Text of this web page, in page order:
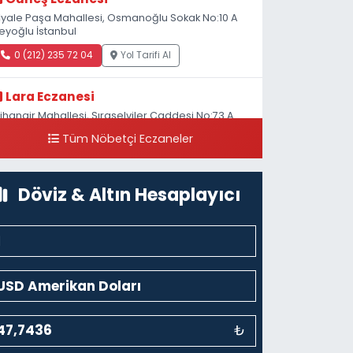
Paşa Mahallesi, Osmanoğlu Sokak No:10 A
İstanbul
0 (212) 235 72 04 Yol Tarifi Al
Lara Eczanesi
Mahallesi, Sıraselviler Caddesi No:73 A
Tüm Nöbetçi Eczaneler
Döviz & Altın Hesaplayıcı
₺